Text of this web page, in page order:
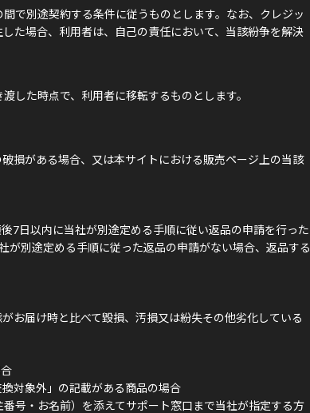
で別途契約する条件に従うものとします。なお、クレジッ
た場合、利用者は、自己の責任において、当該紛争を解決
した時点で、利用者に移転するものとします。
損がある場合、又は本サイトにおける販売ページ上の当該
7日以内に当社が別途定める手順に従い返品の申請を行った
別途定める手順に従った返品の申請がない場合、返品する
お届け時と比べて毀損、汚損又は紛失その他劣化している
対象外」の記載がある商品の場合
号・お名前）を添えてサポート窓口まで当社が指定する方